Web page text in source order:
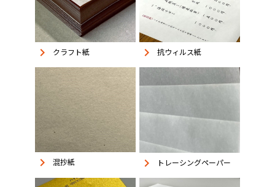
keyboard_arrow_right クラフト紙 keyboard_arrow_right 抗ウィルス紙
keyboard_arrow_right 混抄紙 keyboard_arrow_right トレーシングペーパー